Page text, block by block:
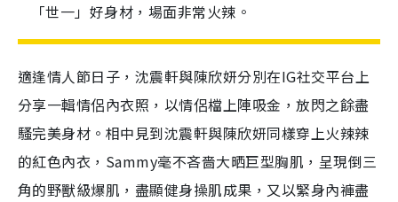
「世一」好身材，場面非常火辣。
適逢情人節日子，沈震軒與陳欣妍分別在IG社交平台上
分享一輯情侶內衣照，以情侶檔上陣吸金，放閃之餘盡
騷完美身材。相中見到沈震軒與陳欣妍同樣穿上火辣辣
的紅色內衣，Sammy毫不吝嗇大晒巨型胸肌，呈現倒三
角的野獸級爆肌，盡顯健身操肌成果，又以緊身內褲盡